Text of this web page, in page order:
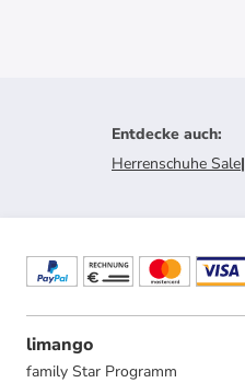
Entdecke auch:
Herrenschuhe Sale|
limango
family Star Programm